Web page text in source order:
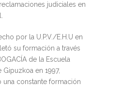
judiciales en
por la U.P.V./E.H.U en
su formación a través
de la Escuela
Gipuzkoa en 1997,
una constante formación